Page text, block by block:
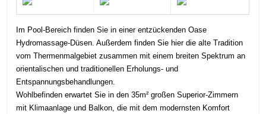
Im Pool-Bereich finden Sie in einer entzückenden Oase
Hydromassage-Düsen. Außerdem finden Sie hier die alte Tradition
vom Thermenmalgebiet zusammen mit einem breiten Spektrum an
orientalischen und traditionellen Erholungs- und
Entspannungsbehandlungen.
Wohlbefinden erwartet Sie in den 35m² großen Superior-Zimmern
mit Klimaanlage und Balkon, die mit dem modernsten Komfort